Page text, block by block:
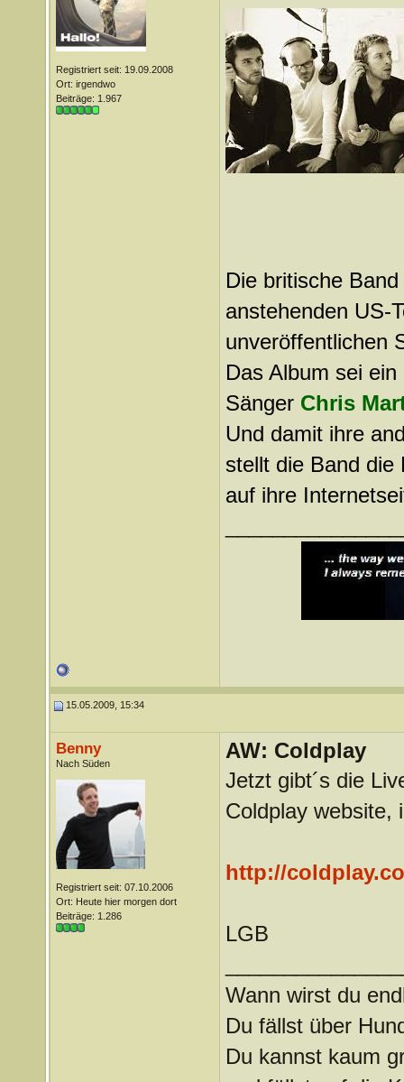
Registriert seit: 19.09.2008
Ort: irgendwo
Beiträge: 1.967
Die britische Band
anstehenden US-
unveröffentlichen
Das Album sei
Sänger Chris
Und damit ihre
stellt die Band
auf ihre
15.05.2009, 15:34
Benny
Nach Süden
Registriert seit: 07.10.2006
Ort: Heute hier morgen dort
Beiträge: 1.286
AW: Coldplay
Jetzt gibt´s die
Coldplay website,
http://
LGB
Wann wirst du
Du fällst über
Du kannst kaum